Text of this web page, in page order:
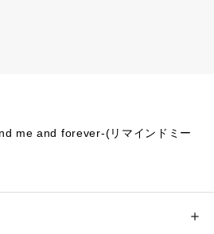
me and forever-(リマインドミー
ンしているかのようなデザインのタ